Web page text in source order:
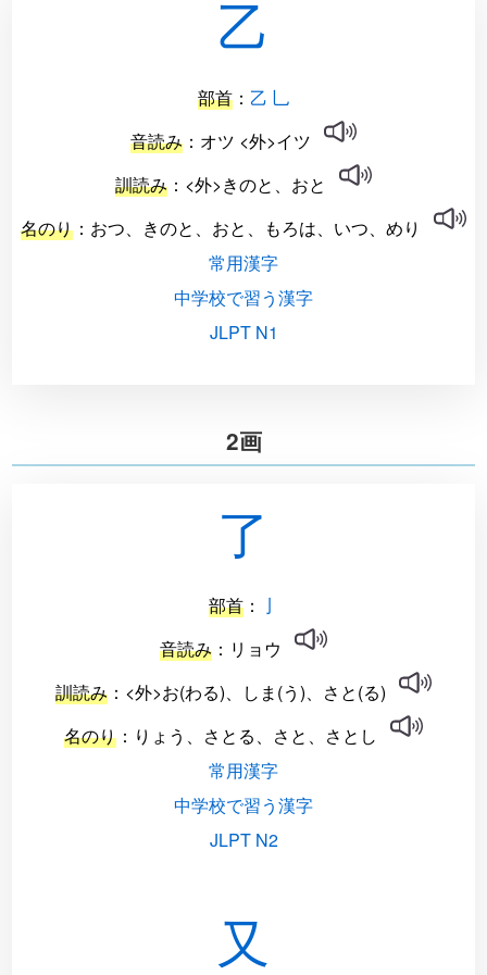
乙
部首 ： 乙 乚
音読み ：オツ <外>イツ
訓読み ：<外>きのと、おと
名のり ：おつ、きのと、おと、もろは、いつ、めり
常用漢字
中学校で習う漢字
JLPT N1
2画
了
部首 ：
亅
音読み ：リョウ
訓読み ：<外>お(わる)、しま(う)、さと(る)
名のり ：りょう、さとる、さと、さとし
常用漢字
中学校で習う漢字
JLPT N2
又